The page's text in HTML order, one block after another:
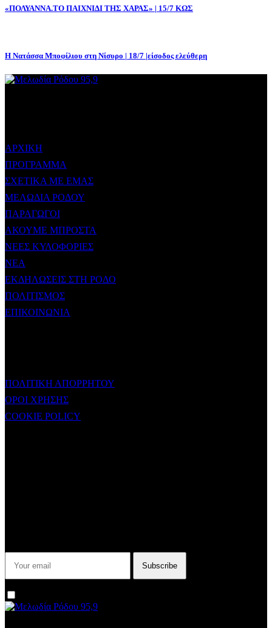
«ΠΟΛΥΑΝΝΑ.ΤΟ ΠΑΙΧΝΙΔΙ ΤΗΣ ΧΑΡΑΣ» | 15/7 ΚΩΣ
Η Νατάσσα Μποφίλιου στη Νίσυρο | 18/7 |είσοδος ελεύθερη
ΑΡΧΙΚΗ
ΠΡΟΓΡΑΜΜΑ
ΣΧΕΤΙΚΑ ΜΕ ΕΜΑΣ
ΜΕΛΩΔΙΑ ΡΟΔΟΥ
ΠΑΡΑΓΩΓΟΙ
ΑΚΟΥΜΕ ΜΠΡΟΣΤΑ
ΝΕΕΣ ΚΥΛΟΦΟΡΙΕΣ
ΝΕΑ
ΕΚΔΗΛΩΣΕΙΣ ΣΤΗ ΡΟΔΟ
ΠΟΛΙΤΙΣΜΟΣ
ΕΠΙΚΟΙΝΩΝΙΑ
ΠΟΛΙΤΙΚΗ ΑΠΟΡΡΗΤΟΥ
ΟΡΟΙ ΧΡΗΣΗΣ
COOKIE POLICY